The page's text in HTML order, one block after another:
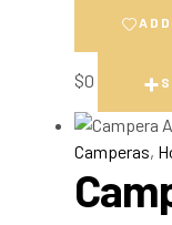
$0
Camperas,